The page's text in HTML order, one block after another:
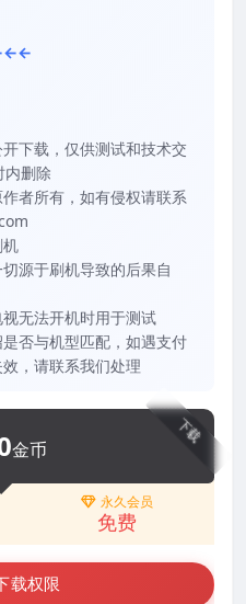
下载，仅供测试和技术交
内删除
者所有，如有侵权请联系
源于刷机导致的后果自
无法开机时用于测试
否与机型匹配，如遇支付
，请联系我们处理
下载
金币
永久会员
免费
载权限